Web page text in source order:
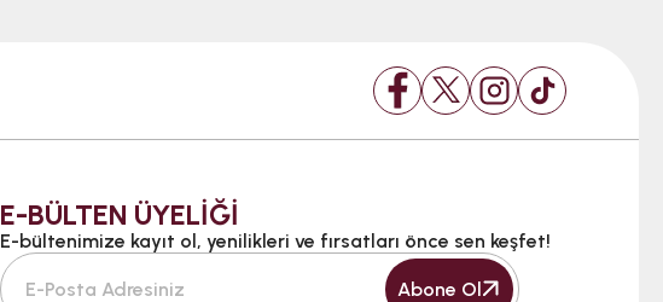
E-BÜLTEN ÜYELİĞİ
E-bültenimize kayıt ol, yenilikleri ve fırsatları önce sen keşfet!
Abone Ol